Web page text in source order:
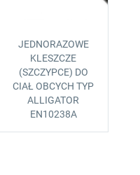
JEDNORAZOWE
KLESZCZE
(SZCZYPCE) DO
CIAŁ OBCYCH TYP
ALLIGATOR
EN10238A